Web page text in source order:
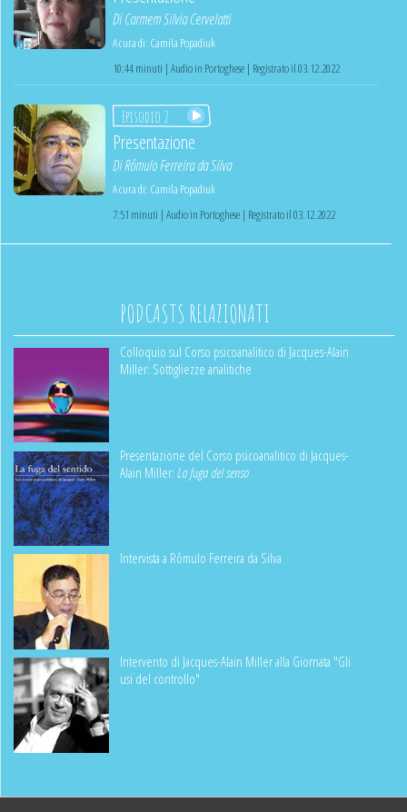
DiCarmem Silvia Cervelatti
A cura di: Camila Popadiuk
10:44 minuti | Audio in Portoghese | Registrato il 03.12.2022
Episodio 2
Presentazione
DiRômulo Ferreira da Silva
A cura di: Camila Popadiuk
7:51 minuti | Audio in Portoghese | Registrato il 03.12.2022
PODCASTS RELAZIONATI
Colloquio sul Corso psicoanalitico di Jacques-Alain
Miller: Sottigliezze analitiche
Presentazione del Corso psicoanalitico di Jacques-
Alain Miller:La fuga del senso
Intervista a Rômulo Ferreira da Silva
Intervento di Jacques-Alain Miller alla Giornata "Gli
usi del controllo"